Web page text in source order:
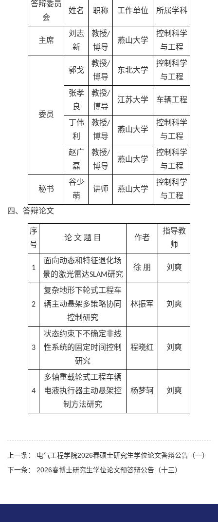
答辩委员
会
姓名 职称 工作单位 所属学科
主席
刘志
新
教授/
博导
燕山大学
控制科学
与工程
委员
郭戈
教授/
博导
东北大学
控制科学
与工程
张孝
良
教授/
博导
江苏大学 车辆工程
丁伟
利
教授/
博导
燕山大学
控制科学
与工程
赵广
磊
教授/
博导
燕山大学
控制科学
与工程
秘书
谷少
萌
讲师 燕山大学
控制科学
与工程
四、答辩论文
序
号
论 文 题 目 作者
指导教
师
1
面向动态和特征退化场
景的激光雷达SLAM研究
徐 朋 刘爽
2
复杂地形下轮式工程车
辆主动悬架多策略协同
控制研究
林振军 刘爽
3
状态约束下不确定非线
性系统的固定时间控制
研究
程晓红 刘爽
4
多轴重载轮式工程车辆
电液执行器主动悬架控
制方法研究
杨梦轲 刘爽
上一条： 电气工程学院2026春硕士研究生学位论文答辩公告（一）
下一条： 2026春博士研究生学位论文预答辩公告（十三）